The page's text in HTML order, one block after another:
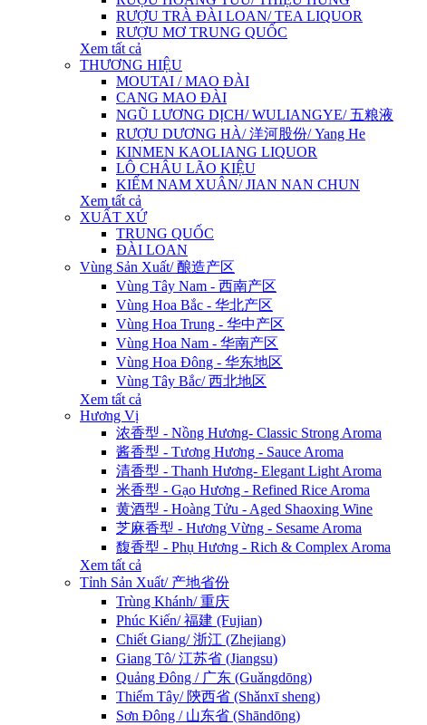
RƯỢU TRÀ ĐÀI LOAN/ TEA LIQUOR
RƯỢU MƠ TRUNG QUỐC
Xem tất cả
THƯƠNG HIỆU
MOUTAI / MAO ĐÀI
CANG MAO ĐÀI
NGŨ LƯƠNG DỊCH/ WULIANGYE/ 五粮液
RƯỢU DƯƠNG HÀ/ 洋河股份/ Yang He
KINMEN KAOLIANG LIQUOR
LÔ CHÂU LÃO KIỆU
KIẾM NAM XUÂN/ JIAN NAN CHUN
Xem tất cả
XUẤT XỨ
TRUNG QUỐC
ĐÀI LOAN
Vùng Sản Xuất/ 酿造产区
Vùng Tây Nam - 西南产区
Vùng Hoa Bắc - 华北产区
Vùng Hoa Trung - 华中产区
Vùng Hoa Nam - 华南产区
Vùng Hoa Đông - 华东地区
Vùng Tây Bắc/ 西北地区
Xem tất cả
Hương Vị
浓香型 - Nồng Hương- Classic Strong Aroma
酱香型 - Tương Hương - Sauce Aroma
清香型 - Thanh Hương- Elegant Light Aroma
米香型 - Gạo Hương - Refined Rice Aroma
黄酒型 - Hoàng Tửu - Aged Shaoxing Wine
芝麻香型 - Hương Vừng - Sesame Aroma
馥香型 - Phụ Hương - Rich & Complex Aroma
Xem tất cả
Tỉnh Sản Xuất/ 产地省份
Trùng Khánh/ 重庆
Phúc Kiến/ 福建 (Fujian)
Chiết Giang/ 浙江 (Zhejiang)
Giang Tô/ 江苏省 (Jiangsu)
Quảng Đông / 广东 (Guǎngdōng)
Thiểm Tây/ 陝西省 (Shǎnxī sheng)
Sơn Đông / 山东省 (Shāndōng)